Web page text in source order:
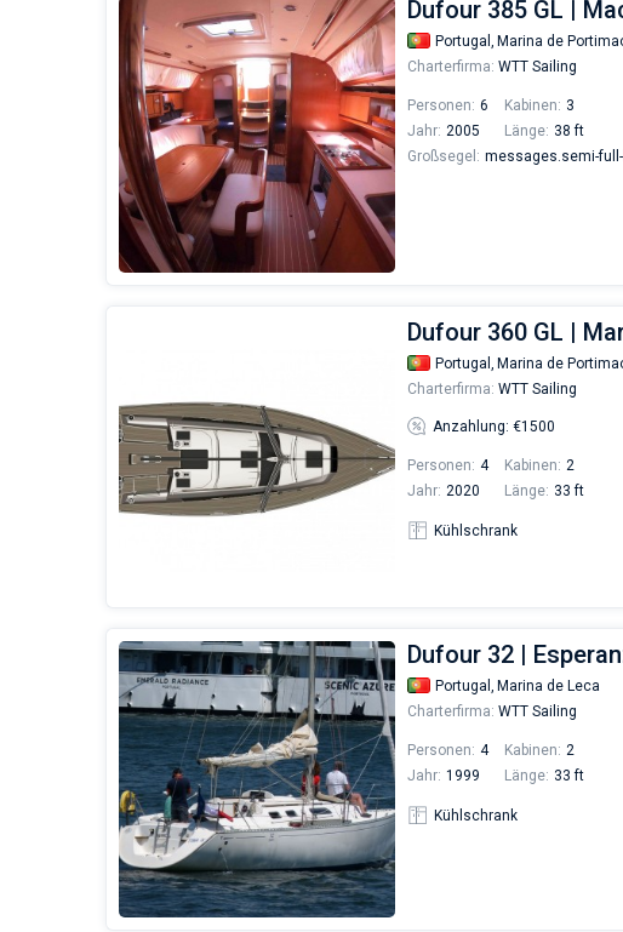
Dufour 385 GL |
Portugal, Marina de
Charterfirma: WTT Sailing
Personen: 6 Kabinen: 3
Jahr: 2005 Länge: 38 ft
Großsegel: messages.semi-
Dufour 360 GL |
Portugal, Marina de
Charterfirma: WTT Sailing
Anzahlung: €1500
Personen: 4 Kabinen: 2
Jahr: 2020 Länge: 33 ft
Kühlschrank
Dufour 32 |
Portugal, Marina de Leca
Charterfirma: WTT Sailing
Personen: 4 Kabinen: 2
Jahr: 1999 Länge: 33 ft
Kühlschrank